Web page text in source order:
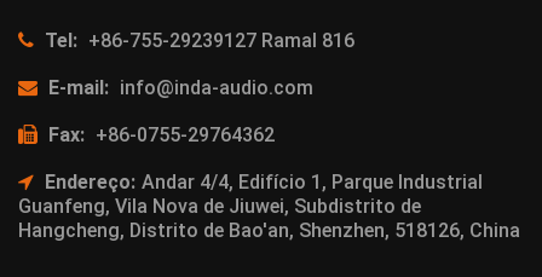
Tel: +86-755-29239127 Ramal 816
E-mail: info@inda-audio.com
Fax: +86-0755-29764362
Endereço: Andar 4/4, Edifício 1, Parque Industrial
Guanfeng, Vila Nova de Jiuwei, Subdistrito de
Hangcheng, Distrito de Bao'an, Shenzhen, 518126, China